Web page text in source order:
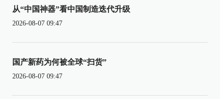
从“中国神器”看中国制造迭代升级
2026-08-07 09:47
国产新药为何被全球“扫货”
2026-08-07 09:47